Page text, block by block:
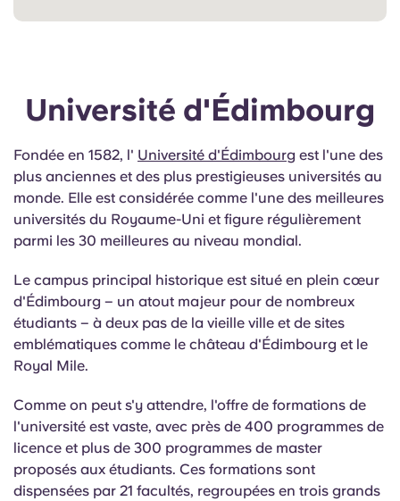
Université d'Édimbourg
Fondée en 1582, l' Université d'Édimbourg est l'une des
plus anciennes et des plus prestigieuses universités au
monde. Elle est considérée comme l'une des meilleures
universités du Royaume-Uni et figure régulièrement
parmi les 30 meilleures au niveau mondial.
Le campus principal historique est situé en plein cœur
d'Édimbourg – un atout majeur pour de nombreux
étudiants – à deux pas de la vieille ville et de sites
emblématiques comme le château d'Édimbourg et le
Royal Mile.
Comme on peut s'y attendre, l'offre de formations de
l'université est vaste, avec près de 400 programmes de
licence et plus de 300 programmes de master
proposés aux étudiants. Ces formations sont
dispensées par 21 facultés, regroupées en trois grands